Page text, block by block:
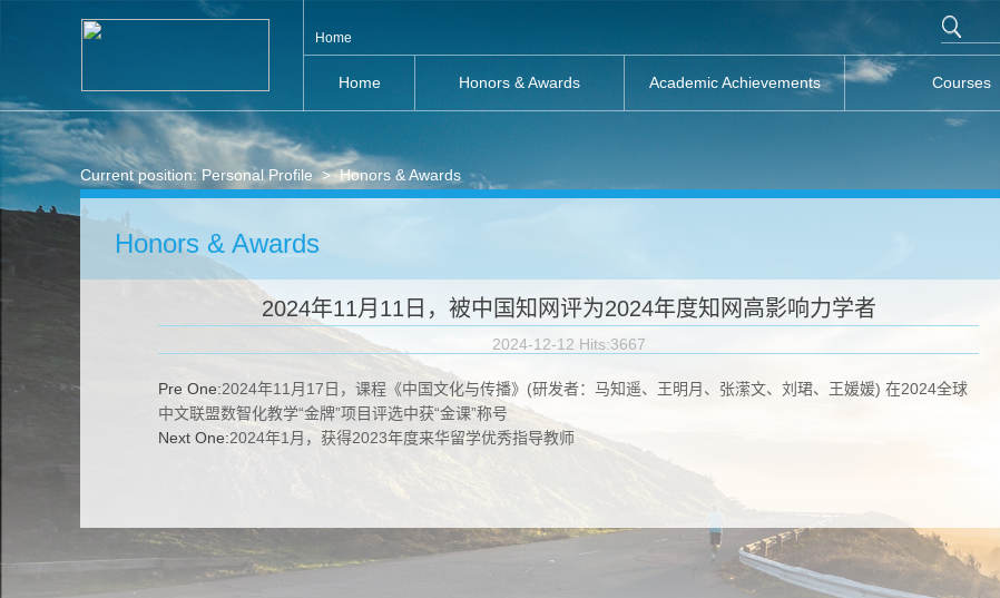
Home
Home Honors & Awards Academic Achievements Courses
Current position: Personal Profile>Honors & Awards
Honors & Awards
2024年11月11日，被中国知网评为2024年度知网高影响力学者
2024-12-12 Hits:3667
Pre One:2024年11月17日，课程《中国文化与传播》(研发者：马知遥、王明月、张潆文、刘珺、王媛媛) 在2024全球
中文联盟数智化教学“金牌”项目评选中获“金课”称号
Next One:2024年1月，获得2023年度来华留学优秀指导教师